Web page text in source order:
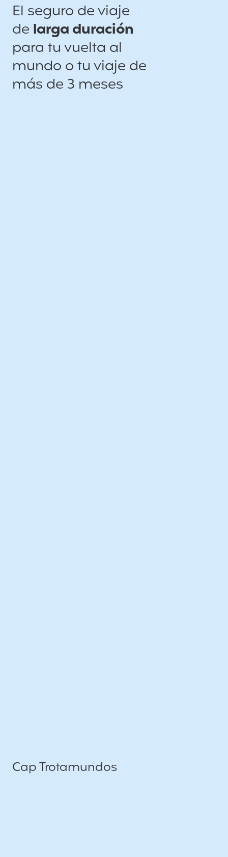
Cap Trotamundos
El seguro de viaje
de larga duración
para tu vuelta al
mundo o tu viaje de
más de 3 meses